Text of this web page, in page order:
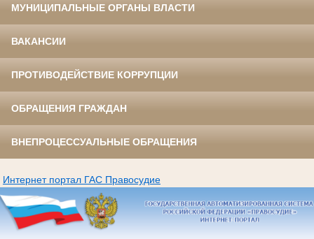
МУНИЦИПАЛЬНЫЕ ОРГАНЫ ВЛАСТИ
ВАКАНСИИ
ПРОТИВОДЕЙСТВИЕ КОРРУПЦИИ
ОБРАЩЕНИЯ ГРАЖДАН
ВНЕПРОЦЕССУАЛЬНЫЕ ОБРАЩЕНИЯ
Интернет портал ГАС Правосудие